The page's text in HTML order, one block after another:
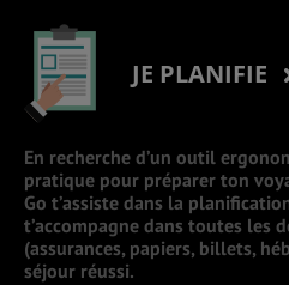
JE PLANIFIE
En recherche d’un outil
pratique pour préparer ton
Go t’assiste dans la
t’accompagne dans toutes les
(assurances, papiers, billets,
séjour réussi.